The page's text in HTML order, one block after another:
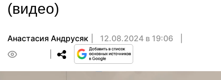
(видео)
Анастасия Андрусяк
12.08.2024 в 19:06